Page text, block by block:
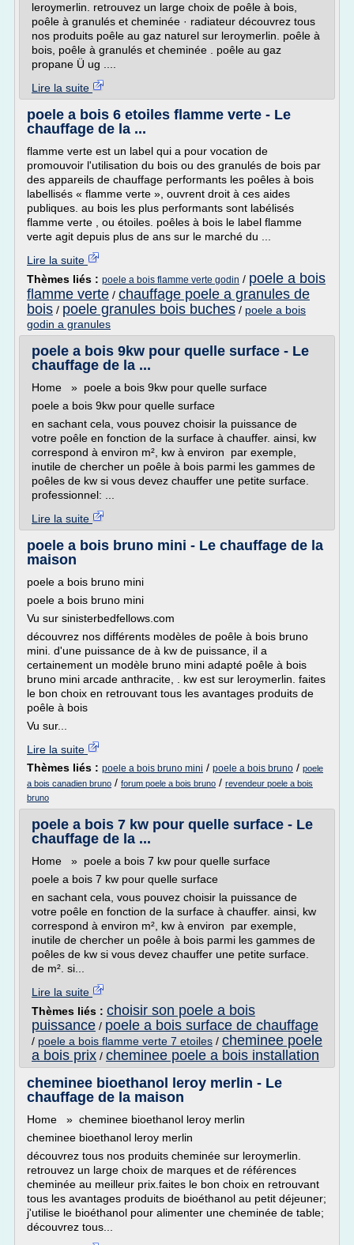
leroymerlin. retrouvez un large choix de poêle à bois,
poêle à granulés et cheminée · radiateur découvrez tous
nos produits poêle au gaz naturel sur leroymerlin. poêle à
bois, poêle à granulés et cheminée . poêle au gaz
propane Ü ug ....
Lire la suite
poele a bois 6 etoiles flamme verte - Le
chauffage de la ...
flamme verte est un label qui a pour vocation de
promouvoir l'utilisation du bois ou des granulés de bois par
des appareils de chauffage performants les poêles à bois
labellisés « flamme verte », ouvrent droit à ces aides
publiques. au bois les plus performants sont labélisés
flamme verte , ou étoiles. poêles à bois le label flamme
verte agit depuis plus de ans sur le marché du ...
Lire la suite
Thèmes liés : poele a bois flamme verte godin / poele a bois
flamme verte / chauffage poele a granules de
bois / poele granules bois buches / poele a bois
godin a granules
poele a bois 9kw pour quelle surface - Le
chauffage de la ...
Home » poele a bois 9kw pour quelle surface
poele a bois 9kw pour quelle surface
en sachant cela, vous pouvez choisir la puissance de
votre poêle en fonction de la surface à chauffer. ainsi, kw
correspond à environ m², kw à environ par exemple,
inutile de chercher un poêle à bois parmi les gammes de
poêles de kw si vous devez chauffer une petite surface.
professionnel: ...
Lire la suite
poele a bois bruno mini - Le chauffage de la
maison
poele a bois bruno mini
poele a bois bruno mini
Vu sur sinisterbedfellows.com
découvrez nos différents modèles de poêle à bois bruno
mini. d'une puissance de à kw de puissance, il a
certainement un modèle bruno mini adapté poêle à bois
bruno mini arcade anthracite, . kw est sur leroymerlin. faites
le bon choix en retrouvant tous les avantages produits de
poêle à bois
Vu sur...
Lire la suite
Thèmes liés : poele a bois bruno mini / poele a bois bruno / poele
a bois canadien bruno / forum poele a bois bruno / revendeur poele a bois
bruno
poele a bois 7 kw pour quelle surface - Le
chauffage de la ...
Home » poele a bois 7 kw pour quelle surface
poele a bois 7 kw pour quelle surface
en sachant cela, vous pouvez choisir la puissance de
votre poêle en fonction de la surface à chauffer. ainsi, kw
correspond à environ m², kw à environ par exemple,
inutile de chercher un poêle à bois parmi les gammes de
poêles de kw si vous devez chauffer une petite surface.
de m². si...
Lire la suite
Thèmes liés : choisir son poele a bois
puissance / poele a bois surface de chauffage
/ poele a bois flamme verte 7 etoiles / cheminee poele
a bois prix / cheminee poele a bois installation
cheminee bioethanol leroy merlin - Le
chauffage de la maison
Home » cheminee bioethanol leroy merlin
cheminee bioethanol leroy merlin
découvrez tous nos produits cheminée sur leroymerlin.
retrouvez un large choix de marques et de références
cheminée au meilleur prix.faites le bon choix en retrouvant
tous les avantages produits de bioéthanol au petit déjeuner;
j'utilise le bioéthanol pour alimenter une cheminée de table;
découvrez tous...